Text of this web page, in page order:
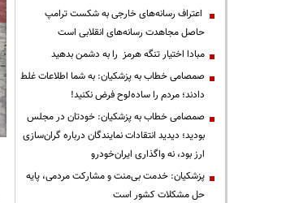
اعتراف رسانه‌های خارجی به شکست ترامپ
حاصل مجاهدت رسانه‌های انقلابی است
مبادا اختیار تنگه هرمز را به دشمن بدهید
صمصامی خطاب به پزشکیان: به شما اطلاعات غلط
دادند؛ مردم را ساده‌لوح فرض نکنید!
صمصامی خطاب به پزشکیان: خودتان در مجلس
بودید؛ دیدید انتقادات نمایندگان درباره گران‌سازی
ارز بود، نه واگذاری ایران‌خودرو
پزشکیان: خدمت بی‌منت و مشارکت مردمی، پایه
حل مشکلات کشور است